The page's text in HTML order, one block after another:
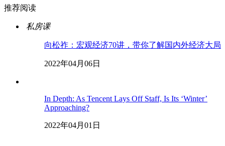
推荐阅读
私房课
向松祚：宏观经济70讲，带你了解国内外经济大局
2022年04月06日
In Depth: As Tencent Lays Off Staff, Is Its ‘Winter’
Approaching?
2022年04月01日